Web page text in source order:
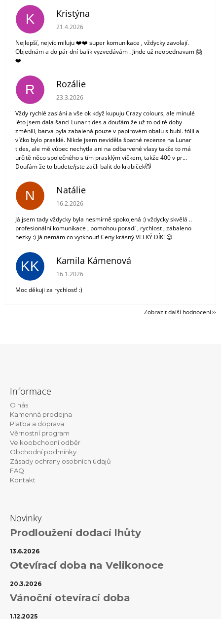
K Kristýna
Hodnocení obchodu je 5 z 5 hvězdiček.
21.4.2026
Nejlepší, nejvíc miluju ❤️❤️ super komunikace , vždycky zavolají.
Objednám a do pár dní balík vyzvedávám . Jinde už neobednavam 🤗
❤️
R Rozálie
Hodnocení obchodu je 3 z 5 hvězdiček.
23.3.2026
Vždy rychlé zaslání a vše ok když kupuju Crazy colours, ale minulé
léto jsem dala šanci Lunar tides a doufám že už to od té doby
změnili, barva byla zabalená pouze v papírovém obalu s bubl. fólii a
víčko bylo prasklé. Nikde jsem neviděla špatné recenze na Lunar
tides, ale mě vůbec nechytla ani na odbarvené vlasy takže to má
určitě něco společného s tím prasklým víčkem, takže 400 v pr...
Doufám že to budete/jste začli balit do krabiček😼
N Natálie
Hodnocení obchodu je 5 z 5 hvězdiček.
16.2.2026
Já jsem tady vždycky byla nesmírně spokojená :) vždycky skvělá ..
profesionální komunikace , pomohou poradí , rychlost , zabaleno
hezky :) já nemám co vytknout! Ceny krásný VELKÝ DÍK! 😉
KK Kamila Kámenová
Hodnocení obchodu je 5 z 5 hvězdiček.
16.1.2026
Moc děkuji za rychlost! :)
Zobrazit další hodnocení
Informace
O nás
Kamenná prodejna
Platba a doprava
Věrnostní program
Velkoobchodní odběr
Obchodní podmínky
Zásady ochrany osobních údajů
FAQ
Kontakt
Novinky
Prodloužení dodací lhůty
13.6.2026
Otevírací doba na Velikonoce
20.3.2026
Vánoční otevírací doba
1.12.2025